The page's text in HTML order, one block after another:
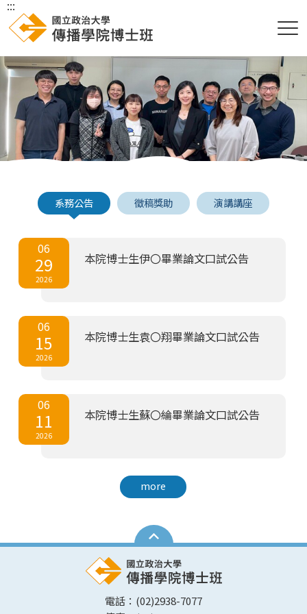
:::
系務公告 徵稿獎助 演講講座
06
29
2026
本院博士生伊〇畢業論文口試公告
06
15
2026
本院博士生袁〇翔畢業論文口試公告
06
11
2026
本院博士生蘇〇綸畢業論文口試公告
more
電話：(02)2938-7077